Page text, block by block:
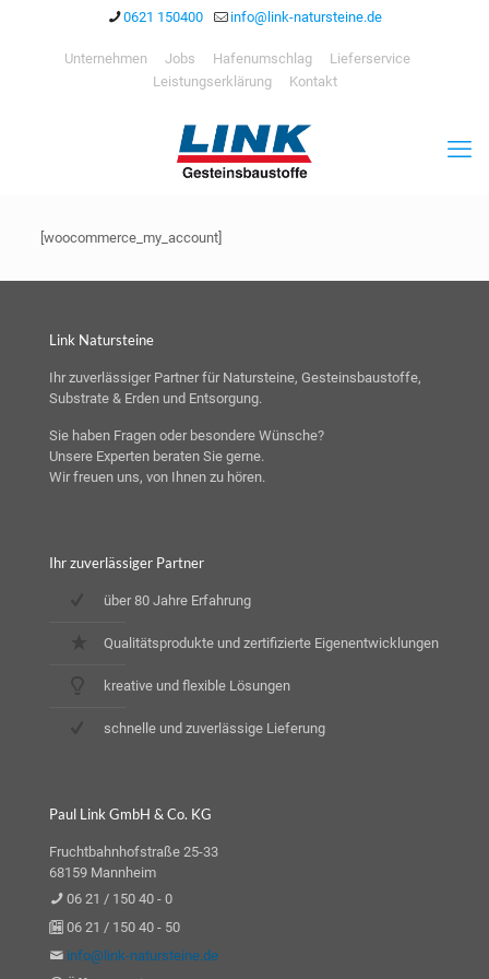
0621 150400 info@link-natursteine.de
Unternehmen Jobs Hafenumschlag
Lieferservice
Leistungserklärung
Kontakt
[woocommerce_my_account]
Link Natursteine
Ihr zuverlässiger Partner für Natursteine, Gesteinsbaustoffe,
Substrate & Erden und Entsorgung.
Sie haben Fragen oder besondere Wünsche?
Unsere Experten beraten Sie gerne.
Wir freuen uns, von Ihnen zu hören.
Ihr zuverlässiger Partner
über 80 Jahre Erfahrung
Qualitätsprodukte und zertifizierte Eigenentwicklungen
kreative und flexible Lösungen
schnelle und zuverlässige Lieferung
Paul Link GmbH & Co. KG
Fruchtbahnhofstraße 25-33
68159 Mannheim
06 21 / 150 40 - 0
06 21 / 150 40 - 50
info@link-natursteine.de